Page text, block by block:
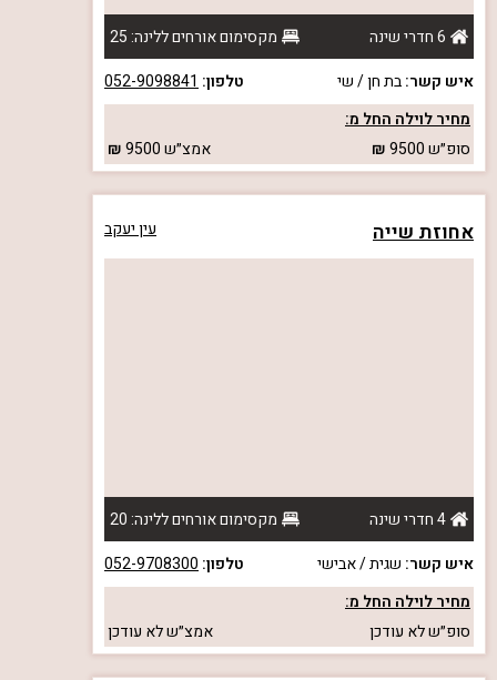
6 חדרי שינה
מקסימום אורחים ללינה: 25
איש קשר:בת חן / שי טלפון: 052-9098841
מחיר לוילה החל מ:
סופ״ש9500 אמצ״ש9500
אחוזת שייה עין יעקב
4 חדרי שינה
מקסימום אורחים ללינה: 20
איש קשר: שגית / אבישי טלפון: 052-9708300
מחיר לוילה החל מ:
סופ״שלא עודכן אמצ״שלא עודכן